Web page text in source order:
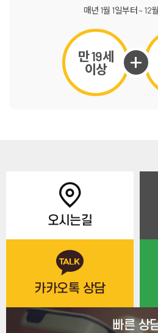
매년 1월 1일부터 ~ 12
만 19세
이상
오시는길
카카오톡 상담
빠른 상